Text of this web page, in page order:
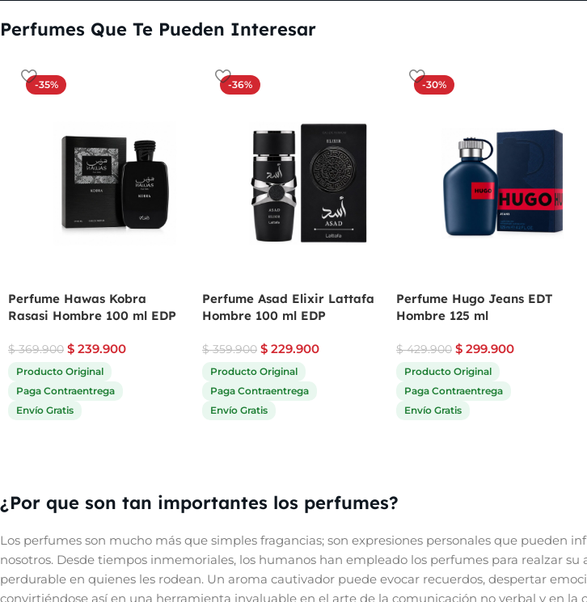
Perfumes Que Te Pueden Interesar
-35%
Perfume Hawas Kobra
Rasasi Hombre 100 ml EDP
$369.900 $ 239.900
Producto Original
Paga Contraentrega
Envío Gratis
-36%
Perfume Asad Elixir Lattafa
Hombre 100 ml EDP
$359.900 $ 229.900
Producto Original
Paga Contraentrega
Envío Gratis
-30%
Perfume Hugo Jeans EDT
Hombre 125 ml
$429.900 $ 299.900
Producto Original
Paga Contraentrega
Envío Gratis
¿Por que son tan importantes los perfumes?
Los perfumes son mucho más que simples fragancias; son expresiones personales que pueden
nosotros. Desde tiempos inmemoriales, los humanos han empleado los perfumes para realzar
perdurable en quienes les rodean. Un aroma cautivador puede evocar recuerdos, despertar
convirtiéndose así en una herramienta invaluable en el arte de la comunicación no verbal y en la